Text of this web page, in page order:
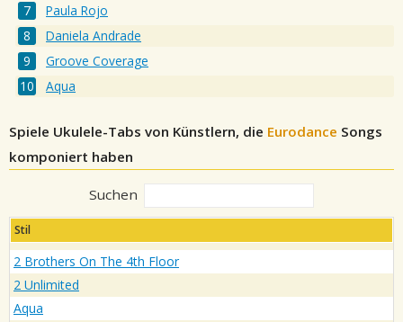
Paula Rojo
Daniela Andrade
Groove Coverage
Aqua
Spiele Ukulele-Tabs von Künstlern, die Eurodance Songs
komponiert haben
Suchen
Stil
2 Brothers On The 4th Floor
2 Unlimited
Aqua